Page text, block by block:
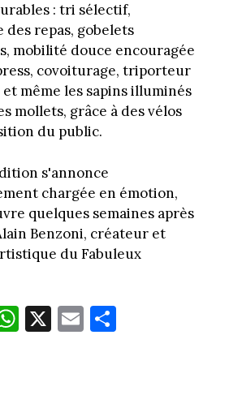
: tri sélectif,
des repas, gobelets
mobilité douce encouragée
covoiturage, triporteur
même les sapins illuminés
mollets, grâce à des vélos
du public.
s'annonce
chargée en émotion,
quelques semaines après
Benzoni, créateur et
du Fabuleux
W
ha
X E
m
Pa